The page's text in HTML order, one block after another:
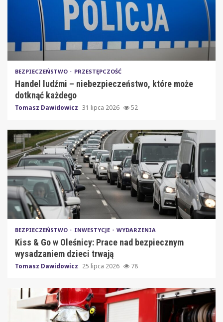
BEZPIECZEŃSTWO PRZESTĘPCZOŚĆ
Handel ludźmi – niebezpieczeństwo, które może
dotknąć każdego
Tomasz Dawidowicz 31 lipca 2026 52
BEZPIECZEŃSTWO INWESTYCJE WYDARZENIA
Kiss & Go w Oleśnicy: Prace nad bezpiecznym
wysadzaniem dzieci trwają
Tomasz Dawidowicz 25 lipca 2026 78